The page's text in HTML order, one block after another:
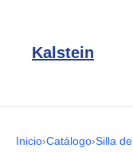
Kalstein
Inicio›Catálogo›Silla